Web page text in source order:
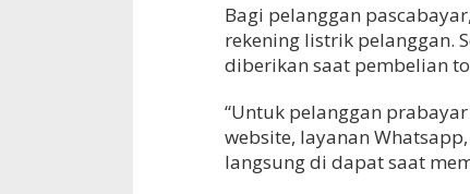
Bagi pelanggan
rekening listrik pelanggan.
diberikan saat pembelian
“Untuk pelanggan
website, layanan
langsung di dapat saat